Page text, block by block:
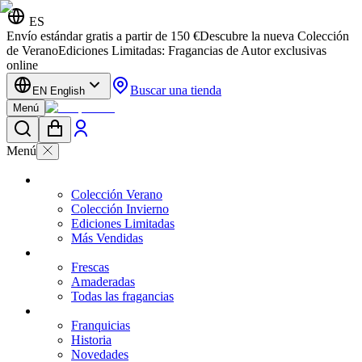
ES
Envío estándar gratis a partir de 150 €Descubre la nueva Colección
de VeranoEdiciones Limitadas: Fragancias de Autor exclusivas
online
EN English Buscar una tienda
Menú
Menú
Colección Verano
Colección Invierno
Ediciones Limitadas
Más Vendidas
Frescas
Amaderadas
Todas las fragancias
Franquicias
Historia
Novedades